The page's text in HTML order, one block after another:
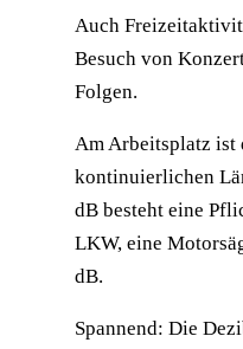
Auch
Besuch von
Folgen.
Am Arbeitsplatz ist
kontinuierlichen
dB besteht eine
LKW, eine
dB.
Spannend: Die